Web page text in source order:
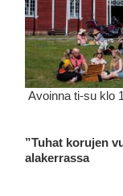
Avoinna ti-su klo
”Tuhat korujen
alakerrassa